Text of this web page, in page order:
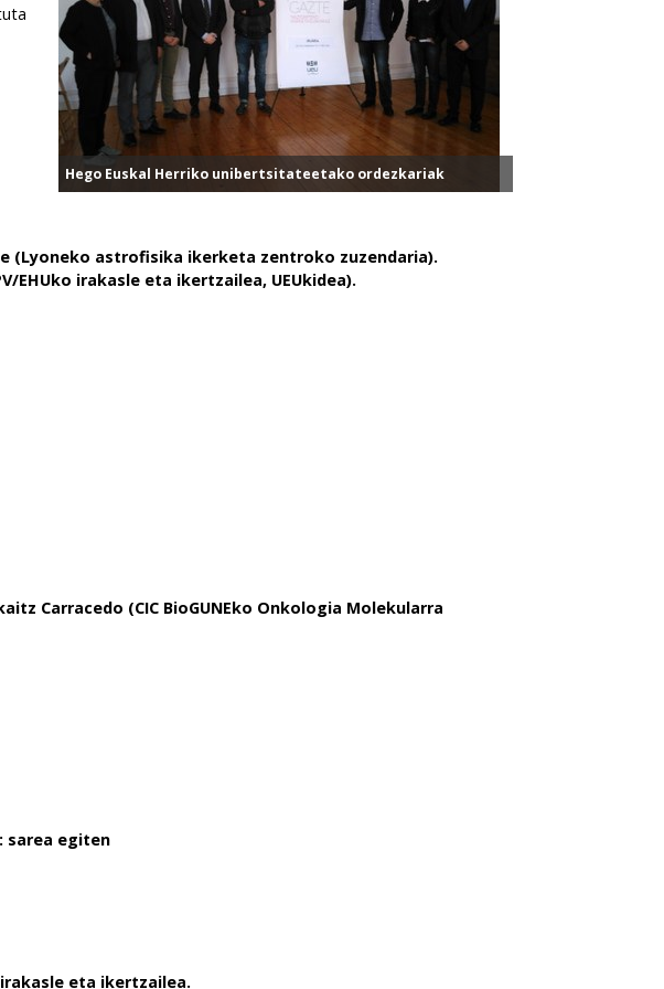
Hego Euskal Herriko unibertsitateetako ordezkariak
(Lyoneko astrofisika ikerketa zentroko zuzendaria).
EHUko irakasle eta ikertzailea, UEUkidea).
Carracedo (CIC BioGUNEko Onkologia Molekularra
sarea egiten
eta ikertzailea.